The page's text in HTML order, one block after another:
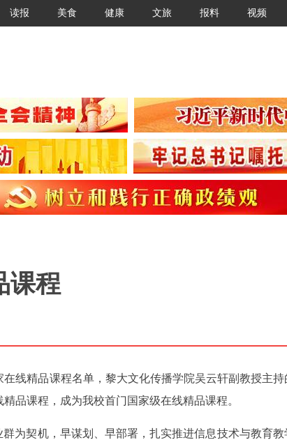
读报 美食 健康 文旅 报料 视频
课程
线精品课程名单，黎大文化传播学院吴云轩副教授主持
品课程，成为我校首门国家级在线精品课程。
为契机，早谋划、早部署，扎实推进信息技术与教育教